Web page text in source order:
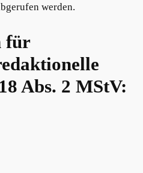
werden.
für
Abs. 2 MStV: